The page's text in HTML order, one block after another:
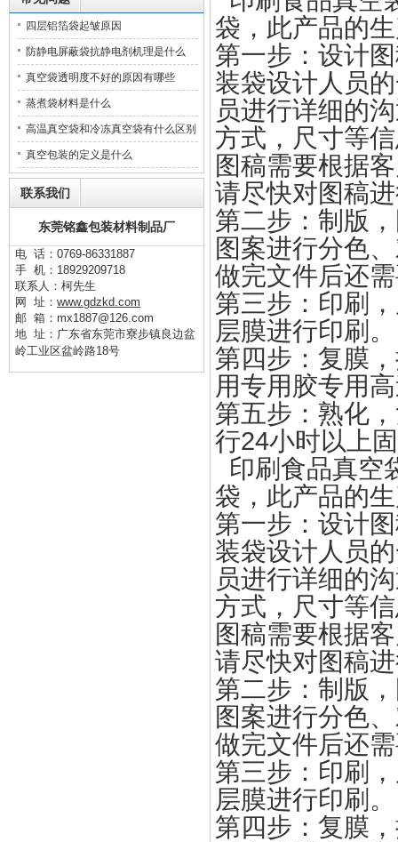
四层铝箔袋起皱原因
防静电屏蔽袋抗静电剂机理是什么
真空袋透明度不好的原因有哪些
蒸煮袋材料是什么
高温真空袋和冷冻真空袋有什么区别
真空包装的定义是什么
联系我们
东莞铭鑫包装材料制品厂
电 话：0769-86331887
手 机：18929209718
联系人：柯先生
网 址： www.gdzkd.com
邮 箱：mx1887@126.com
地 址： 广东省东莞市寮步镇良边盆
岭工业区盆岭路18号
袋，此产品的
第一步：设计
装袋设计人员
员进行详细的
方式，尺寸等
图稿需要根据
请尽快对图稿
第二步：制版
图案进行分色
做完文件后还
第三步：印刷
层膜进行印刷。
第四步：复膜
用专用胶专用
第五步：熟化
行24小时以上
印刷食品真空
袋，此产品的
第一步：设计
装袋设计人员
员进行详细的
方式，尺寸等
图稿需要根据
请尽快对图稿
第二步：制版
图案进行分色
做完文件后还
第三步：印刷
层膜进行印刷。
第四步：复膜